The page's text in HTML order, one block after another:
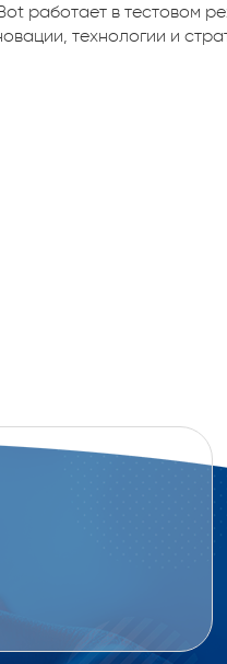
работает в тестовом
технологии и